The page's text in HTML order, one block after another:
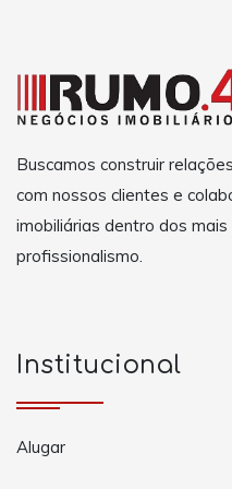
Buscamos construir
com nossos clientes e
imobiliárias dentro dos
profissionalismo.
Institucional
Alugar